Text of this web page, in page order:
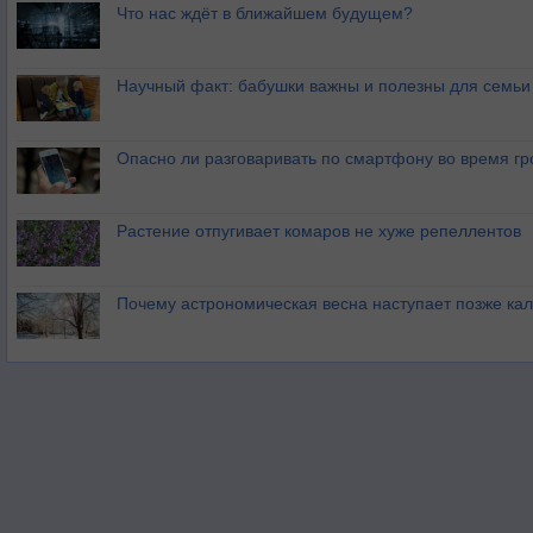
Что нас ждёт в ближайшем будущем?
Научный факт: бабушки важны и полезны для семьи
Опасно ли разговаривать по смартфону во время
Растение отпугивает комаров не хуже репеллентов
Почему астрономическая весна наступает позже